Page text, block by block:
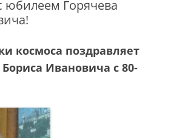
юбилеем Горячева
космоса поздравляет
Ивановича с 80-